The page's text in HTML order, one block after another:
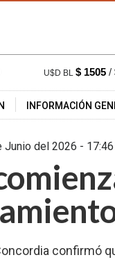
U$D BL $ 1505 /
INFORMACIÓN
Junio del 2026 -
confirmó